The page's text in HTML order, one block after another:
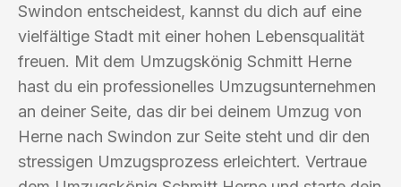
Swindon entscheidest, kannst du dich auf eine
vielfältige Stadt mit einer hohen Lebensqualität
freuen. Mit dem Umzugskönig Schmitt Herne
hast du ein professionelles Umzugsunternehmen
an deiner Seite, das dir bei deinem Umzug von
Herne nach Swindon zur Seite steht und dir den
stressigen Umzugsprozess erleichtert. Vertraue